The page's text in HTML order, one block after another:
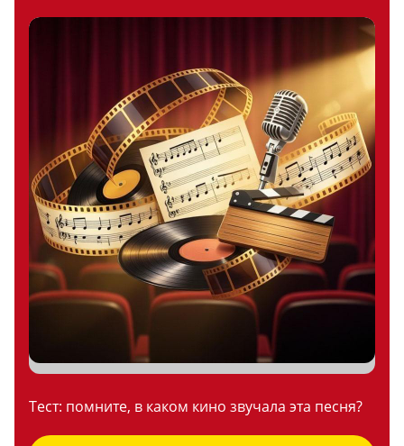
Тест: помните, в каком кино звучала эта песня?